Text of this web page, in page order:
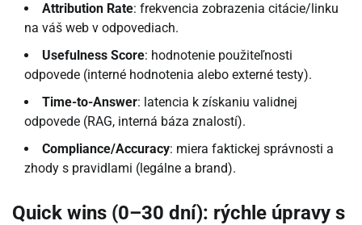
Attribution Rate: frekvencia zobrazenia citácie/linku
na váš web v odpovediach.
Usefulness Score: hodnotenie použiteľnosti
odpovede (interné hodnotenia alebo externé testy).
Time-to-Answer: latencia k získaniu validnej
odpovede (RAG, interná báza znalostí).
Compliance/Accuracy: miera faktickej správnosti a
zhody s pravidlami (legálne a brand).
Quick wins (0–30 dní): rýchle úpravy s